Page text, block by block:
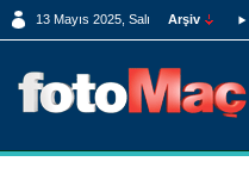
13 Mayıs 2025, Salı Arşiv